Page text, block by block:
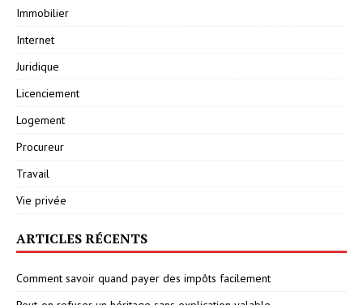
Immobilier
Internet
Juridique
Licenciement
Logement
Procureur
Travail
Vie privée
ARTICLES RÉCENTS
Comment savoir quand payer des impôts facilement